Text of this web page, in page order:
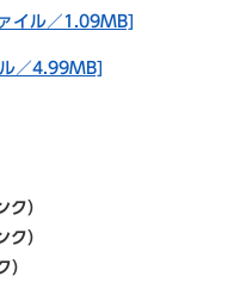
イル／1.09MB]
／4.99MB]
ク）
ク）
）